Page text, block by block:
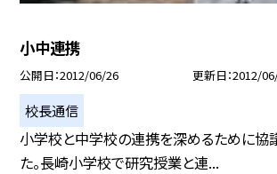
小中連携
公開日 2012/06/26 更新日 2012/
校長通信
小学校と中学校の連携を深めるために協
た。長崎小学校で研究授業と連...